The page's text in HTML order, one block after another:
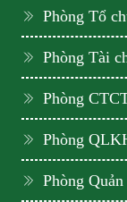
Phòng Tổ
Phòng Tài
Phòng
Phòng
Phòng